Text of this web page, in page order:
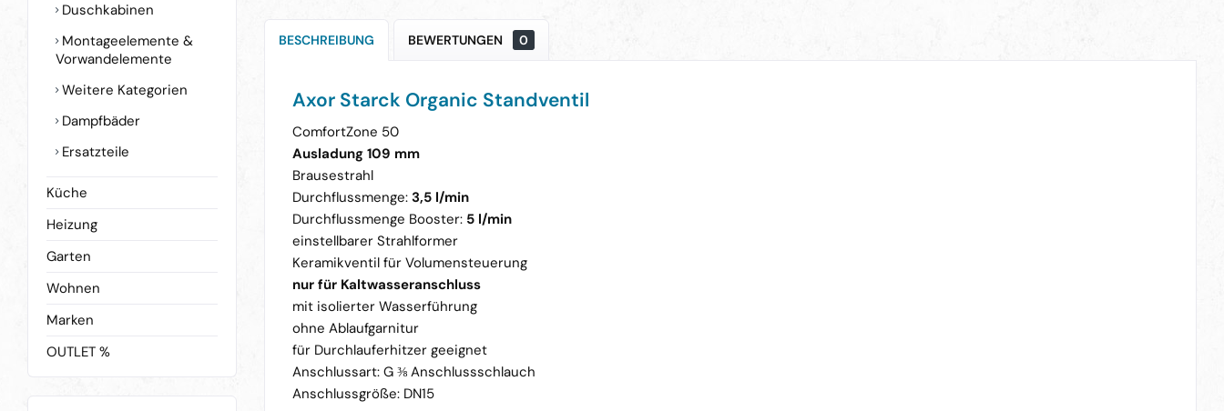
Duschkabinen
Montageelemente &
Vorwandelemente
Weitere Kategorien
Dampfbäder
Ersatzteile
Küche
Heizung
Garten
Wohnen
Marken
OUTLET %
BESCHREIBUNG BEWERTUNGEN 0
Axor Starck Organic Standventil
ComfortZone 50
Ausladung 109 mm
Brausestrahl
Durchflussmenge: 3,5 l/min
Durchflussmenge Booster: 5 l/min
einstellbarer Strahlformer
Keramikventil für Volumensteuerung
nur für Kaltwasseranschluss
mit isolierter Wasserführung
ohne Ablaufgarnitur
für Durchlauferhitzer geeignet
Anschlussart: G ⅜ Anschlussschlauch
Anschlussgröße: DN15